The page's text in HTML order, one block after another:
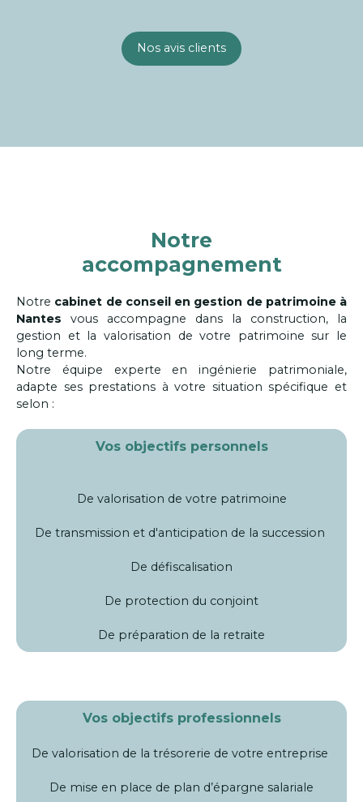
Nos avis clients
Notre
accompagnement
Notre cabinet de conseil en gestion de patrimoine à
Nantes vous accompagne dans la construction, la
gestion et la valorisation de votre patrimoine sur le
long terme.
Notre équipe experte en ingénierie patrimoniale,
adapte ses prestations à votre situation spécifique et
selon :
Vos objectifs personnels
De valorisation de votre patrimoine
De transmission et d'anticipation de la succession
De défiscalisation
De protection du conjoint
De préparation de la retraite
Vos objectifs professionnels
De valorisation de la trésorerie de votre entreprise
De mise en place de plan d’épargne salariale